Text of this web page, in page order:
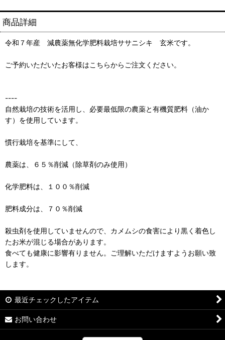
商品詳細
令和７年産 減農薬無化学肥料栽培ササニシキ 玄米です。
ご予約いただいたお客様はこちらからご注文ください。
----
自然栽培の技術を活用し、必要最低限の農薬と有機質肥料（油か
す）を使用しています。
慣行栽培を基準にして、
農薬は、６５％削減（除草剤のみ使用）
化学肥料は、１００％削減
肥料成分は、７０％削減
殺虫剤を使用していませんので、カメムシの食害により黒く着色し
たお米が混じる場合があります。
食べても健康に影響有りません。ご理解いただけますようお願い致
します。
最近チェックしたアイテム
お問い合わせ